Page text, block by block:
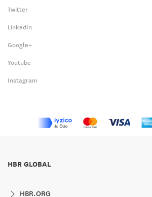
Twitter
LinkedIn
Google+
Youtube
Instagram
HBR GLOBAL
HBR.ORG